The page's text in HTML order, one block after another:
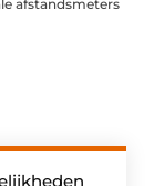
afstandsmeters